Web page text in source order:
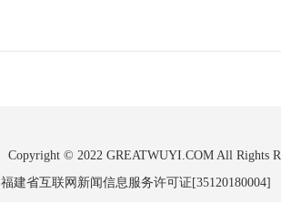
Copyright © 2022 GREATWUYI.COM All Rights
福建省互联网新闻信息服务许可证